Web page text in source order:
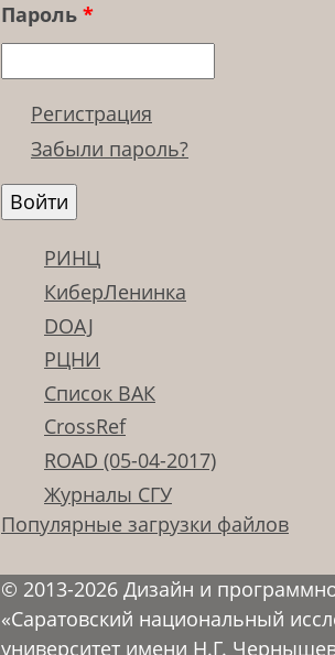
Пароль *
Регистрация
Забыли пароль?
РИНЦ
КиберЛенинка
DOAJ
РЦНИ
Список ВАК
CrossRef
ROAD (05-04-2017)
Журналы СГУ
Популярные загрузки файлов
© 2013-2026 Дизайн и
«Саратовский национальный
университет имени Н.Г.